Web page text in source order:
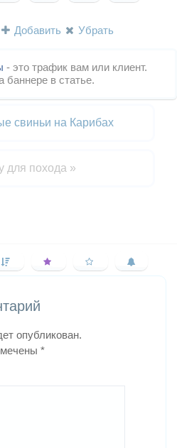
Добавить Убрать
- это трафик вам или клиент.
баннере в статье.
свиньи на Карибах
для похода »
опубликован.
*